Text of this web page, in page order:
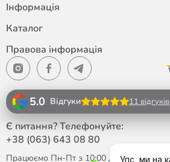
Інформація
Каталог
Правова інформація
5.0 Відгуки 11 відгуків
Є питання? Телефонуйте:
+38 (063) 643 08 80
Працюємо Пн-Пт з 10:00 до 18:00